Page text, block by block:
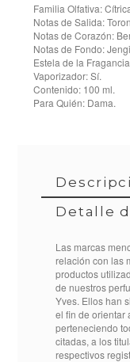
Familia Olfativa:
Notas de Salida:
Notas de Corazón:
Notas de Fondo:
Estela de la
Vaporizador: Sí.
Contenido: 100 ml.
Para Quién: Dama.
Detalle
Las marcas
relación con las
productos
de nuestros
Yves. Ellos han
el fin de orientar
perteneciendo
citadas, a los
respectivos
Referencia